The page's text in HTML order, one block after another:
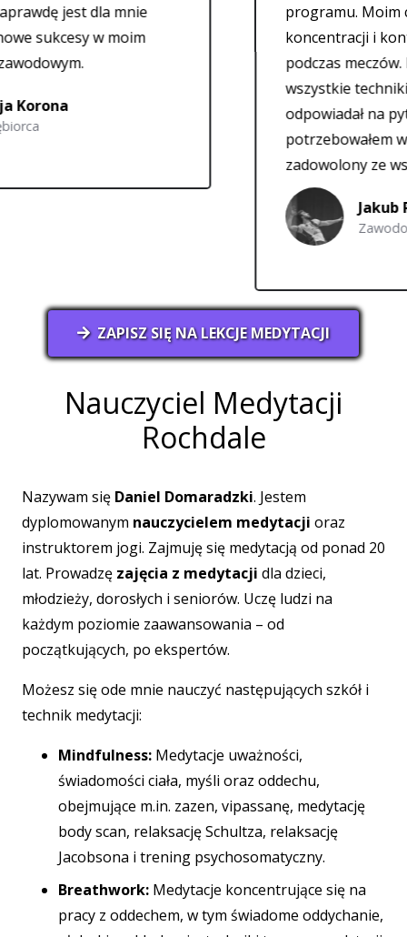
dla mnie
w moim
programu. Moim celem
koncentracji i kontroli
podczas meczów. Daniel
wszystkie techniki
odpowiadał na pytania,
potrzebowałem wsparcia.
zadowolony ze współpracy.
Jakub Rohnka
Zawodowy Siatkarz
ZAPISZ SIĘ NA LEKCJE MEDYTACJI
Nauczyciel Medytacji
Rochdale
Nazywam się Daniel Domaradzki. Jestem
dyplomowanym nauczycielem medytacji oraz
instruktorem jogi. Zajmuję się medytacją od ponad 20
lat. Prowadzę zajęcia z medytacji dla dzieci,
młodzieży, dorosłych i seniorów. Uczę ludzi na
każdym poziomie zaawansowania – od
początkujących, po ekspertów.
Możesz się ode mnie nauczyć następujących szkół i
technik medytacji:
Mindfulness: Medytacje uważności,
świadomości ciała, myśli oraz oddechu,
obejmujące m.in. zazen, vipassanę, medytację
body scan, relaksację Schultza, relaksację
Jacobsona i trening psychosomatyczny.
Breathwork: Medytacje koncentrujące się na
pracy z oddechem, w tym świadome oddychanie,